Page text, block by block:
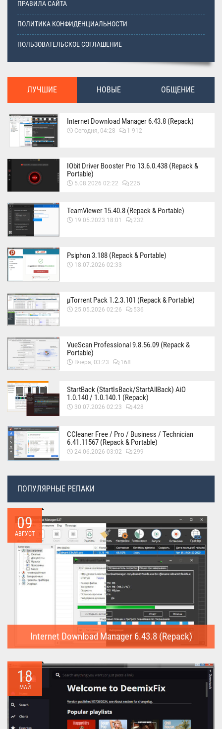
ПРАВИЛА САЙТА
ПОЛИТИКА КОНФИДЕНЦИАЛЬНОСТИ
ПОЛЬЗОВАТЕЛЬСКОЕ СОГЛАШЕНИЕ
ЛУЧШИЕ НОВЫЕ ОБЩЕНИЕ
Internet Download Manager 6.43.8 (Repack)
Сегодня, 04:28 1 912
IObit Driver Booster Pro 13.6.0.438 (Repack &
Portable)
5.08.2026 02:22 225
TeamViewer 15.40.8 (Repack & Portable)
19.05.2023 18:01 232
Psiphon 3.188 (Repack & Portable)
18.07.2026 02:33
µTorrent Pack 1.2.3.101 (Repack & Portable)
25.05.2026 02:26 536
VueScan Professional 9.8.56.09 (Repack &
Portable)
Вчера, 03:23 168
StartBack (StartIsBack/StartAllBack) AiO
1.0.140 / 1.0.140.1 (Repack)
30.07.2026 02:23 428
CCleaner Free / Pro / Business / Technician
6.41.11567 (Repack & Portable)
24.06.2026 03:02 299
ПОПУЛЯРНЫЕ РЕПАКИ
09
АВГУСТ
Internet Download Manager 6.43.8 (Repack)
предназначена для...
18
МАЙ